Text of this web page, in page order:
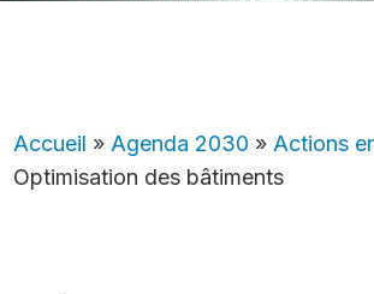
Accueil » Agenda 2030 » Actions
Optimisation des bâtiments